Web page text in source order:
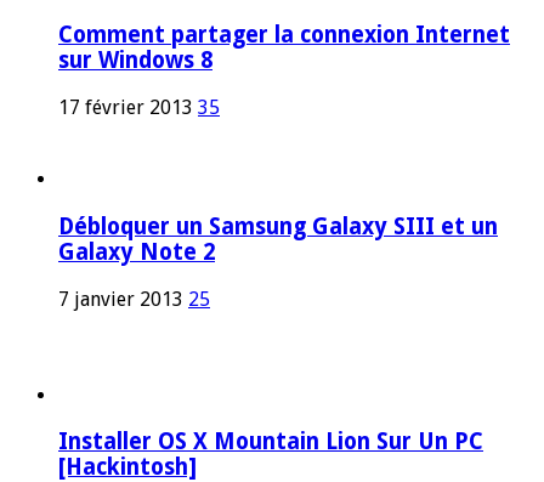
Comment partager la connexion Internet
sur Windows 8
17 février 2013 35
Débloquer un Samsung Galaxy SIII et un
Galaxy Note 2
7 janvier 2013 25
Installer OS X Mountain Lion Sur Un PC
[Hackintosh]